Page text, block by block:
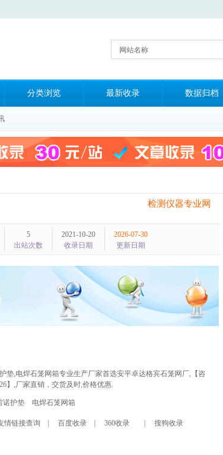
网站名称
分类浏览 最新收录 数据归档
检测仪器专业网
5
出站次数
2021-10-20
收录日期
2026-07-30
更新日期
垫,电焊石笼网箱专业生产厂家首选安平卓达格宾石笼网厂,【咨
】,厂家直销，交货及时,价格优惠.
诺护垫 电焊石笼网箱
情链接查询 百度收录 360收录 搜狗收录